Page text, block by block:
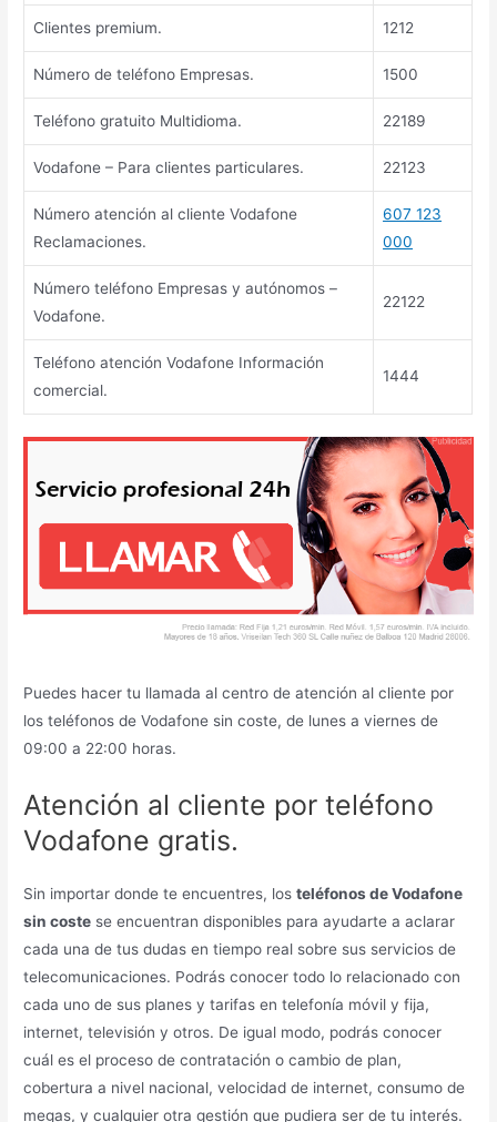
Clientes premium. 1212
Número de teléfono Empresas. 1500
Teléfono gratuito Multidioma. 22189
Vodafone – Para clientes particulares. 22123
Número atención al cliente Vodafone
Reclamaciones.
607 123
000
Número teléfono Empresas y autónomos –
Vodafone.
22122
Teléfono atención Vodafone Información
comercial.
1444
Puedes hacer tu llamada al centro de atención al cliente por
los teléfonos de Vodafone sin coste, de lunes a viernes de
09:00 a 22:00 horas.
Atención al cliente por teléfono
Vodafone gratis.
Sin importar donde te encuentres, losteléfonos de Vodafone
sin coste se encuentran disponibles para ayudarte a aclarar
cada una de tus dudas en tiempo real sobre sus servicios de
telecomunicaciones. Podrás conocer todo lo relacionado con
cada uno de sus planes y tarifas en telefonía móvil y fija,
internet, televisión y otros. De igual modo, podrás conocer
cuál es el proceso de contratación o cambio de plan,
cobertura a nivel nacional, velocidad de internet, consumo de
megas, y cualquier otra gestión que pudiera ser de tu interés.